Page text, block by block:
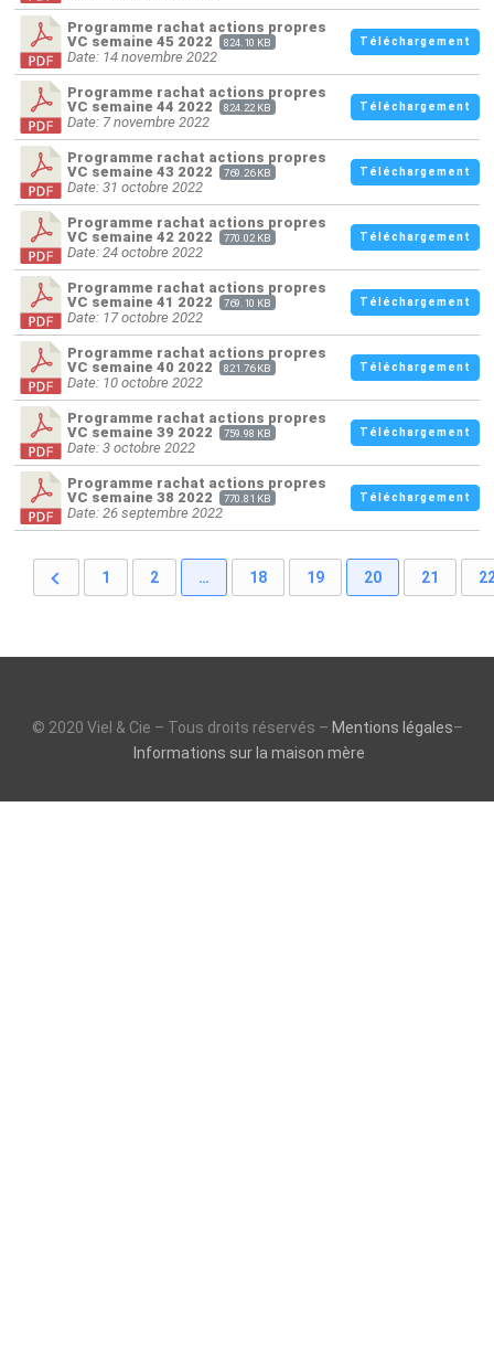
Programme rachat actions propres
VC semaine 45 2022 824.10 KB
Date: 14 novembre 2022
Téléchargement
Programme rachat actions propres
VC semaine 44 2022 824.22 KB
Date: 7 novembre 2022
Téléchargement
Programme rachat actions propres
VC semaine 43 2022 769.26 KB
Date: 31 octobre 2022
Téléchargement
Programme rachat actions propres
VC semaine 42 2022 770.02 KB
Date: 24 octobre 2022
Téléchargement
Programme rachat actions propres
VC semaine 41 2022 769.10 KB
Date: 17 octobre 2022
Téléchargement
Programme rachat actions propres
VC semaine 40 2022 821.76 KB
Date: 10 octobre 2022
Téléchargement
Programme rachat actions propres
VC semaine 39 2022 759.98 KB
Date: 3 octobre 2022
Téléchargement
Programme rachat actions propres
VC semaine 38 2022 770.81 KB
Date: 26 septembre 2022
Téléchargement
1 2 … 18 19 20 21
© 2020 Viel & Cie – Tous droits réservés – Mentions légales–
Informations sur la maison mère